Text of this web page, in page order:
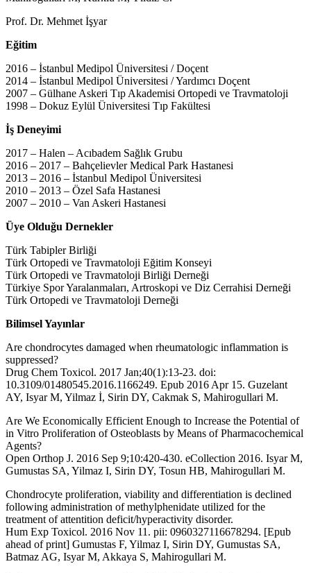
Prof. Dr. Mehmet İşyar
Eğitim
2016 – İstanbul Medipol Üniversitesi / Doçent
2014 – İstanbul Medipol Üniversitesi / Yardımcı Doçent
2007 – Gülhane Askeri Tıp Akademisi Ortopedi ve Travmatoloji
1998 – Dokuz Eylül Üniversitesi Tıp Fakültesi
İş Deneyimi
2017 – Halen – Acıbadem Sağlık Grubu
2016 – 2017 – Bahçelievler Medical Park Hastanesi
2013 – 2016 – İstanbul Medipol Üniversitesi
2010 – 2013 – Özel Safa Hastanesi
2007 – 2010 – Van Askeri Hastanesi
Üye Olduğu Dernekler
Türk Tabipler Birliği
Türk Ortopedi ve Travmatoloji Eğitim Konseyi
Türk Ortopedi ve Travmatoloji Birliği Derneği
Türkiye Spor Yaralanmaları, Artroskopi ve Diz Cerrahisi Derneği
Türk Ortopedi ve Travmatoloji Derneği
Bilimsel Yayınlar
Are chondrocytes damaged when rheumatologic inflammation is
suppressed?
Drug Chem Toxicol. 2017 Jan;40(1):13-23. doi:
10.3109/01480545.2016.1166249. Epub 2016 Apr 15. Guzelant
AY, Isyar M, Yilmaz İ, Sirin DY, Cakmak S, Mahirogullari M.
Are We Economically Efficient Enough to Increase the Potential of
in Vitro Proliferation of Osteoblasts by Means of Pharmacochemical
Agents?
Open Orthop J. 2016 Sep 9;10:420-430. eCollection 2016. Isyar M,
Gumustas SA, Yilmaz I, Sirin DY, Tosun HB, Mahirogullari M.
Chondrocyte proliferation, viability and differentiation is declined
following administration of methylphenidate utilized for the
treatment of attentition deficit/hyperactivity disorder.
Hum Exp Toxicol. 2016 Nov 11. pii: 0960327116678294. [Epub
ahead of print] Gumustas F, Yilmaz I, Sirin DY, Gumustas SA,
Batmaz AG, Isyar M, Akkaya S, Mahirogullari M.